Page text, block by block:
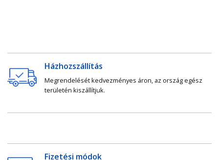
Házhozszállítás
Megrendelését kedvezményes áron, az ország egész
területén kiszállítjuk.
Fizetési módok